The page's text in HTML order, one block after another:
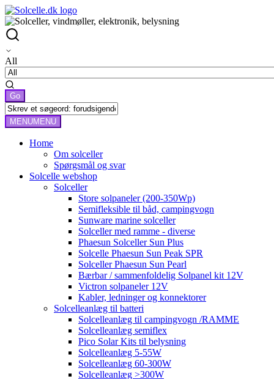
All
MENUMENU
Home
Om solceller
Spørgsmål og svar
Solcelle webshop
Solceller
Store solpaneler (200-350Wp)
Semifleksible til båd, campingvogn
Sunware marine solceller
Solceller med ramme - diverse
Phaesun Solceller Sun Plus
Solcelle Phaesun Sun Peak SPR
Solceller Phaesun Sun Pearl
Bærbar / sammenfoldelig Solpanel kit 12V
Victron solpaneler 12V
Kabler, ledninger og konnektorer
Solcelleanlæg til batteri
Solcelleanlæg til campingvogn /RAMME
Solcelleanlæg semiflex
Pico Solar Kits til belysning
Solcelleanlæg 5-55W
Solcelleanlæg 60-300W
Solcelleanlæg >300W